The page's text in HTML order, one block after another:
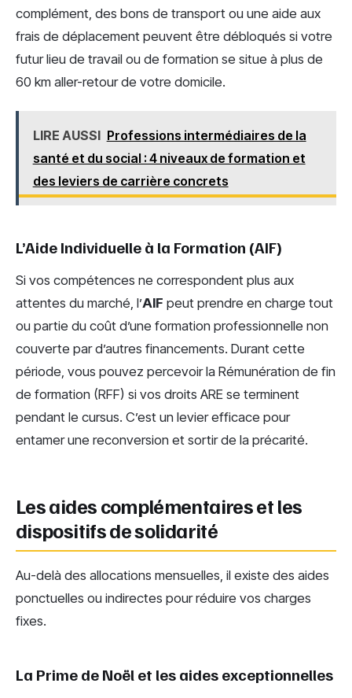
complément, des bons de transport ou une aide aux
frais de déplacement peuvent être débloqués si votre
futur lieu de travail ou de formation se situe à plus de
60 km aller-retour de votre domicile.
LIRE AUSSI Professions intermédiaires de la
santé et du social : 4 niveaux de formation et
des leviers de carrière concrets
L’Aide Individuelle à la Formation (AIF)
Si vos compétences ne correspondent plus aux
attentes du marché, l’AIF peut prendre en charge tout
ou partie du coût d’une formation professionnelle non
couverte par d’autres financements. Durant cette
période, vous pouvez percevoir la Rémunération de fin
de formation (RFF) si vos droits ARE se terminent
pendant le cursus. C’est un levier efficace pour
entamer une reconversion et sortir de la précarité.
Les aides complémentaires et les
dispositifs de solidarité
Au-delà des allocations mensuelles, il existe des aides
ponctuelles ou indirectes pour réduire vos charges
fixes.
La Prime de Noël et les aides exceptionnelles